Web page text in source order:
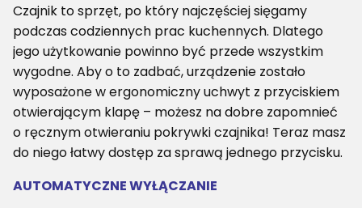
Czajnik to sprzęt, po który najczęściej sięgamy
podczas codziennych prac kuchennych. Dlatego
jego użytkowanie powinno być przede wszystkim
wygodne. Aby o to zadbać, urządzenie zostało
wyposażone w ergonomiczny uchwyt z przyciskiem
otwierającym klapę – możesz na dobre zapomnieć
o ręcznym otwieraniu pokrywki czajnika! Teraz masz
do niego łatwy dostęp za sprawą jednego przycisku.
AUTOMATYCZNE WYŁĄCZANIE